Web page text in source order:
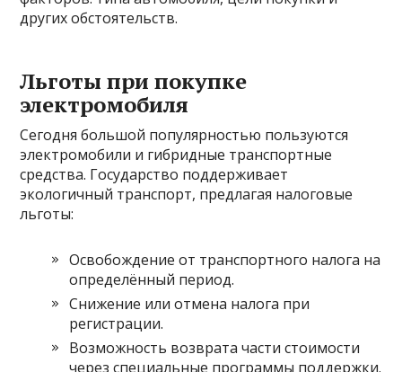
других обстоятельств.
Льготы при покупке
электромобиля
Сегодня большой популярностью пользуются
электромобили и гибридные транспортные
средства. Государство поддерживает
экологичный транспорт, предлагая налоговые
льготы:
Освобождение от транспортного налога на
определённый период.
Снижение или отмена налога при
регистрации.
Возможность возврата части стоимости
через специальные программы поддержки.